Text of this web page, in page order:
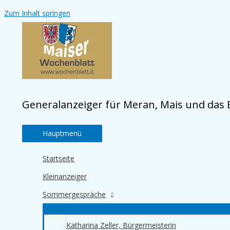
Zum Inhalt springen
Generalanzeiger für Meran, Mais und
Hauptmenü
Startseite
Kleinanzeiger
Sommergespräche
Katharina Zeller, Bürgermeisterin